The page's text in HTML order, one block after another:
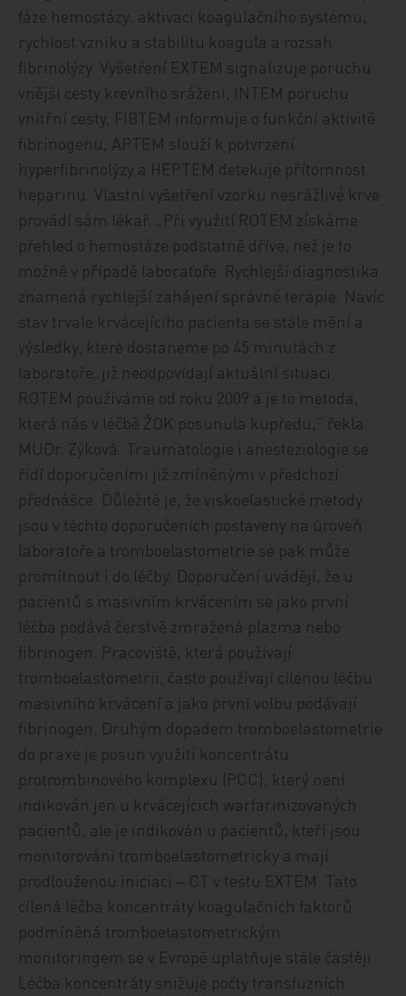
fáze hemostázy: aktivaci koagulačního systému,
rychlost vzniku a stabilitu koagula a rozsah
fibrinolýzy. Vyšetření EXTEM signalizuje poruchu
vnější cesty krevního srážení, INTEM poruchu
vnitřní cesty, FIBTEM informuje o funkční aktivitě
fibrinogenu, APTEM slouží k potvrzení
hyperfibrinolýzy a HEPTEM detekuje přítomnost
heparinu. Vlastní vyšetření vzorku nesrážlivé krve
provádí sám lékař. „Při využití ROTEM získáme
přehled o hemostáze podstatně dříve, než je to
možné v případě laboratoře. Rychlejší diagnostika
znamená rychlejší zahájení správné terapie. Navíc
stav trvale krvácejícího pacienta se stále mění a
výsledky, které dostaneme po 45 minutách z
laboratoře, již neodpovídají aktuální situaci.
ROTEM používáme od roku 2009 a je to metoda,
která nás v léčbě ŽOK posunula kupředu,“ řekla
MUDr. Zýková. Traumatologie i anesteziologie se
řídí doporučeními již zmíněnými v předchozí
přednášce. Důležité je, že viskoelastické metody
jsou v těchto doporučeních postaveny na úroveň
laboratoře a tromboelastometrie se pak může
promítnout i do léčby. Doporučení uvádějí, že u
pacientů s masivním krvácením se jako první
léčba podává čerstvě zmražená plazma nebo
fibrinogen. Pracoviště, která používají
tromboelastometrii, často používají cílenou léčbu
masivního krvácení a jako první volbu podávají
fibrinogen. Druhým dopadem tromboelastometrie
do praxe je posun využití koncentrátu
protrombinového komplexu (PCC), který není
indikován jen u krvácejících warfarinizovaných
pacientů, ale je indikován u pacientů, kteří jsou
monitorováni tromboelastometricky a mají
prodlouženou iniciaci – CT v testu EXTEM. Tato
cílená léčba koncentráty koagulačních faktorů
podmíněná tromboelastometrickým
monitoringem se v Evropě uplatňuje stále častěji.
Léčba koncentráty snižuje počty transfuzních